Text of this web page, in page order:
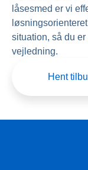
låsesmed er vi
situation, så du
vejledning.
Hent